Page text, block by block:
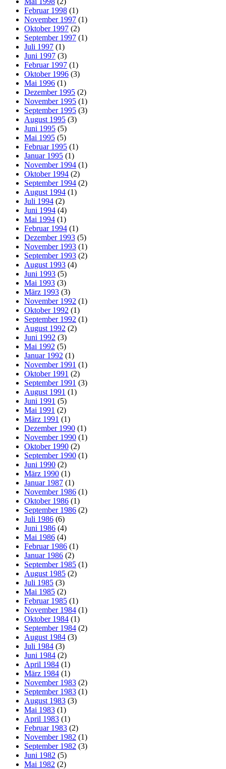
Februar 1998 (1)
November 1997 (1)
Oktober 1997 (2)
September 1997 (1)
Juli 1997 (1)
Juni 1997 (3)
Februar 1997 (1)
Oktober 1996 (3)
Mai 1996 (1)
Dezember 1995 (2)
November 1995 (1)
September 1995 (3)
August 1995 (3)
Juni 1995 (5)
Mai 1995 (5)
Februar 1995 (1)
Januar 1995 (1)
November 1994 (1)
Oktober 1994 (2)
September 1994 (2)
August 1994 (1)
Juli 1994 (2)
Juni 1994 (4)
Mai 1994 (1)
Februar 1994 (1)
Dezember 1993 (5)
November 1993 (1)
September 1993 (2)
August 1993 (4)
Juni 1993 (5)
Mai 1993 (3)
März 1993 (3)
November 1992 (1)
Oktober 1992 (1)
September 1992 (1)
August 1992 (2)
Juni 1992 (3)
Mai 1992 (5)
Januar 1992 (1)
November 1991 (1)
Oktober 1991 (2)
September 1991 (3)
August 1991 (1)
Juni 1991 (5)
Mai 1991 (2)
März 1991 (1)
Dezember 1990 (1)
November 1990 (1)
Oktober 1990 (2)
September 1990 (1)
Juni 1990 (2)
März 1990 (1)
Januar 1987 (1)
November 1986 (1)
Oktober 1986 (1)
September 1986 (2)
Juli 1986 (6)
Juni 1986 (4)
Mai 1986 (4)
Februar 1986 (1)
Januar 1986 (2)
September 1985 (1)
August 1985 (2)
Juli 1985 (3)
Mai 1985 (2)
Februar 1985 (1)
November 1984 (1)
Oktober 1984 (1)
September 1984 (2)
August 1984 (3)
Juli 1984 (3)
Juni 1984 (2)
April 1984 (1)
März 1984 (1)
November 1983 (2)
September 1983 (1)
August 1983 (3)
Mai 1983 (1)
April 1983 (1)
Februar 1983 (2)
November 1982 (1)
September 1982 (3)
Juni 1982 (5)
Mai 1982 (2)